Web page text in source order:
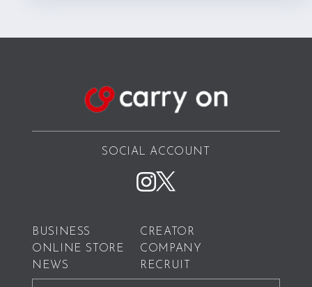
SOCIAL ACCOUNT
BUSINESS
CREATOR
ONLINE STORE
COMPANY
NEWS
RECRUIT